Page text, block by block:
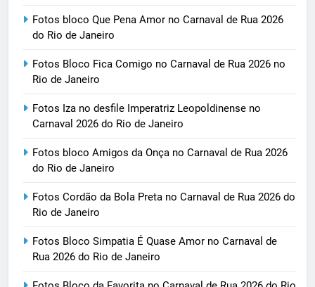
Fotos bloco Que Pena Amor no Carnaval de Rua 2026
do Rio de Janeiro
Fotos Bloco Fica Comigo no Carnaval de Rua 2026 no
Rio de Janeiro
Fotos Iza no desfile Imperatriz Leopoldinense no
Carnaval 2026 do Rio de Janeiro
Fotos bloco Amigos da Onça no Carnaval de Rua 2026
do Rio de Janeiro
Fotos Cordão da Bola Preta no Carnaval de Rua 2026 do
Rio de Janeiro
Fotos Bloco Simpatia É Quase Amor no Carnaval de
Rua 2026 do Rio de Janeiro